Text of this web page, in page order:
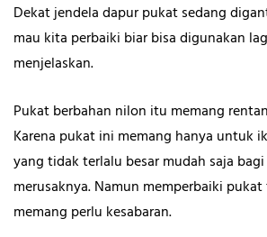
Dekat jendela dapur pukat sedang
mau kita perbaiki biar bisa digunakan
menjelaskan.
Pukat berbahan nilon itu memang
Karena pukat ini memang hanya untuk
yang tidak terlalu besar mudah saja
merusaknya. Namun memperbaiki
memang perlu kesabaran.